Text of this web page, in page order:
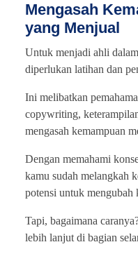
Mengasah
yang Menjual
Untuk menjadi ahli
diperlukan latihan dan
Ini melibatkan
copywriting,
mengasah kemampuan
Dengan memahami
kamu sudah melangkah
potensi untuk mengubah
Tapi, bagaimana
lebih lanjut di bagian